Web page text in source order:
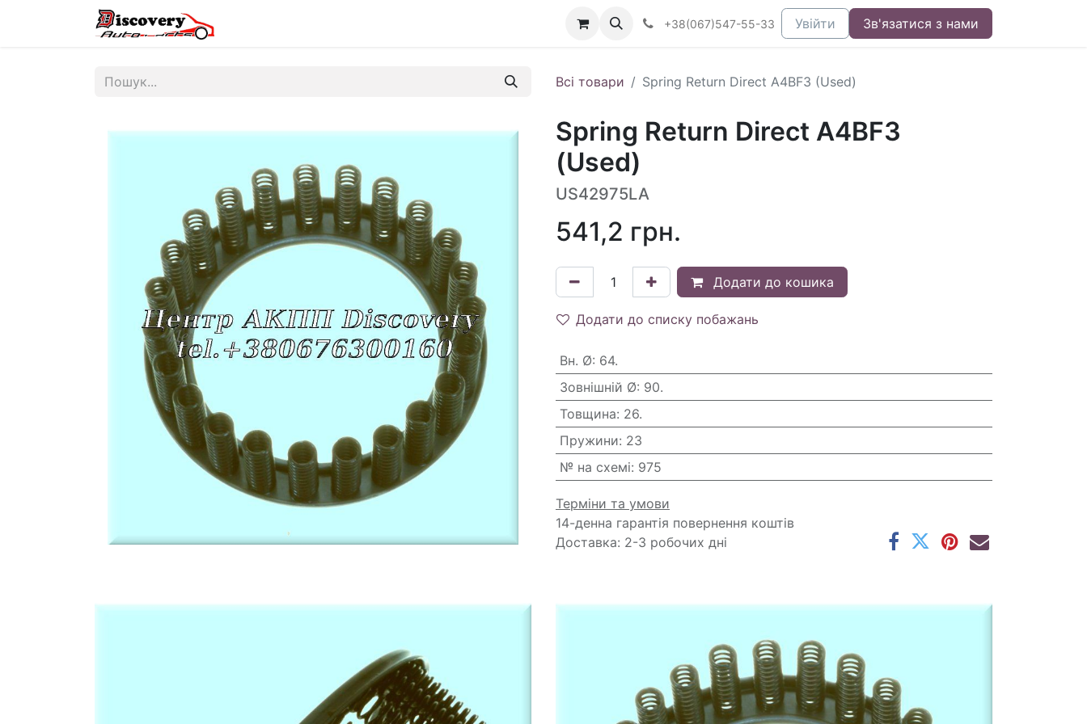
+38(067)547-55-33 Увійти Зв'язатися з нами
Всі товари Spring Return Direct A4BF3 (Used)
Spring Return Direct A4BF3
(Used)
US42975LA
541,2 грн.
Додати до кошика
Додати до списку побажань
Вн. Ø: 64.
Зовнішній Ø: 90.
Товщина: 26.
Пружини: 23
№ на схемі: 975
Терміни та умови
14-денна гарантія повернення коштів
Доставка: 2-3 робочих дні